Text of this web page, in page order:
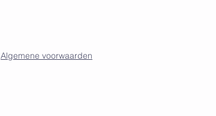
Algemene voorwaarden